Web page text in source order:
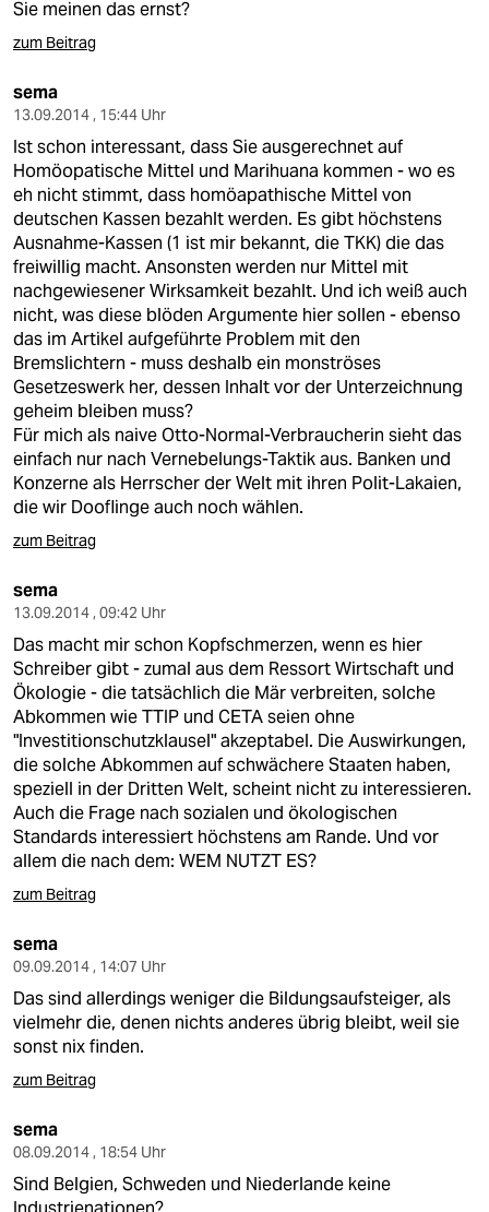
Sie meinen das ernst?
zum Beitrag
sema
13.09.2014 , 15:44 Uhr
Ist schon interessant, dass Sie ausgerechnet auf
Homöopatische Mittel und Marihuana kommen - wo es
eh nicht stimmt, dass homöapathische Mittel von
deutschen Kassen bezahlt werden. Es gibt höchstens
Ausnahme-Kassen (1 ist mir bekannt, die TKK) die das
freiwillig macht. Ansonsten werden nur Mittel mit
nachgewiesener Wirksamkeit bezahlt. Und ich weiß auch
nicht, was diese blöden Argumente hier sollen - ebenso
das im Artikel aufgeführte Problem mit den
Bremslichtern - muss deshalb ein monströses
Gesetzeswerk her, dessen Inhalt vor der Unterzeichnung
geheim bleiben muss?
Für mich als naive Otto-Normal-Verbraucherin sieht das
einfach nur nach Vernebelungs-Taktik aus. Banken und
Konzerne als Herrscher der Welt mit ihren Polit-Lakaien,
die wir Dooflinge auch noch wählen.
zum Beitrag
sema
13.09.2014 , 09:42 Uhr
Das macht mir schon Kopfschmerzen, wenn es hier
Schreiber gibt - zumal aus dem Ressort Wirtschaft und
Ökologie - die tatsächlich die Mär verbreiten, solche
Abkommen wie TTIP und CETA seien ohne
"Investitionschutzklausel" akzeptabel. Die Auswirkungen,
die solche Abkommen auf schwächere Staaten haben,
speziell in der Dritten Welt, scheint nicht zu interessieren.
Auch die Frage nach sozialen und ökologischen
Standards interessiert höchstens am Rande. Und vor
allem die nach dem: WEM NUTZT ES?
zum Beitrag
sema
09.09.2014 , 14:07 Uhr
Das sind allerdings weniger die Bildungsaufsteiger, als
vielmehr die, denen nichts anderes übrig bleibt, weil sie
sonst nix finden.
zum Beitrag
sema
08.09.2014 , 18:54 Uhr
Sind Belgien, Schweden und Niederlande keine